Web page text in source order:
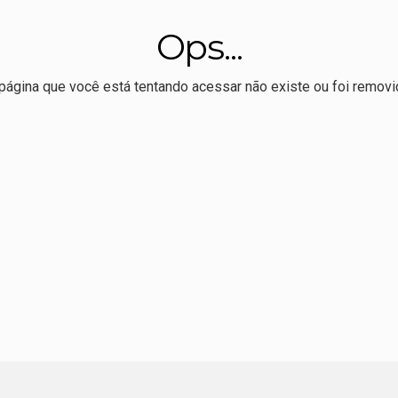
melhor Ideb da série histórica, mas ensino médio permanece
e político', dispara Maluf sobre Wellington e o PL
Ops...
que você está tentando acessar não existe ou foi